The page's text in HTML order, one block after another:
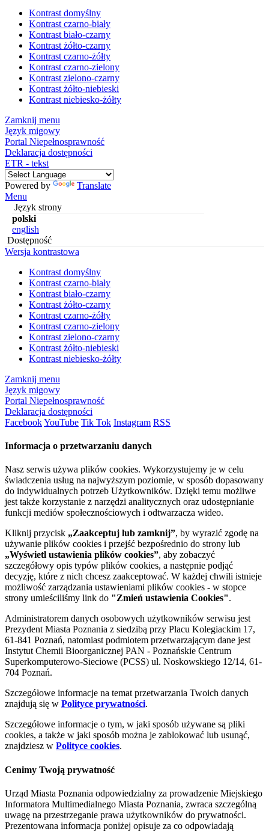
Kontrast domyślny
Kontrast czarno-biały
Kontrast biało-czarny
Kontrast żółto-czarny
Kontrast czarno-żółty
Kontrast czarno-zielony
Kontrast zielono-czarny
Kontrast żółto-niebieski
Kontrast niebiesko-żółty
Zamknij menu
Język migowy
Portal Niepełnosprawność
Deklaracja dostępności
ETR - tekst
Powered by
Translate
Menu
Język strony
polski
english
Dostępność
Wersja kontrastowa
Kontrast domyślny
Kontrast czarno-biały
Kontrast biało-czarny
Kontrast żółto-czarny
Kontrast czarno-żółty
Kontrast czarno-zielony
Kontrast zielono-czarny
Kontrast żółto-niebieski
Kontrast niebiesko-żółty
Zamknij menu
Język migowy
Portal Niepełnosprawność
Deklaracja dostępności
FacebookYouTube Tik Tok Instagram RSS
Informacja o przetwarzaniu danych
Nasz serwis używa plików cookies. Wykorzystujemy je w celu
świadczenia usług na najwyższym poziomie, w sposób dopasowany
do indywidualnych potrzeb Użytkowników. Dzięki temu możliwe
jest także korzystanie z narzędzi analitycznych oraz udostępnianie
funkcji mediów społecznościowych i odtwarzacza wideo.
Kliknij przycisk „Zaakceptuj lub zamknij”, by wyrazić zgodę na
używanie plików cookies i przejść bezpośrednio do strony lub
„Wyświetl ustawienia plików cookies”, aby zobaczyć
szczegółowy opis typów plików cookies, a następnie podjąć
decyzję, które z nich chcesz zaakceptować. W każdej chwili istnieje
możliwość zarządzania ustawieniami plików cookies - w stopce
strony umieściliśmy link do "Zmień ustawienia Cookies".
Administratorem danych osobowych użytkowników serwisu jest
Prezydent Miasta Poznania z siedzibą przy Placu Kolegiackim 17,
61-841 Poznań, natomiast podmiotem przetwarzającym dane jest
Instytut Chemii Bioorganicznej PAN - Poznańskie Centrum
Superkomputerowo-Sieciowe (PCSS) ul. Noskowskiego 12/14, 61-
704 Poznań.
Szczegółowe informacje na temat przetwarzania Twoich danych
znajdują się w Polityce prywatności.
Szczegółowe informacje o tym, w jaki sposób używane są pliki
cookies, a także w jaki sposób można je zablokować lub usunąć,
znajdziesz w Polityce cookies.
Cenimy Twoją prywatność
Urząd Miasta Poznania odpowiedzialny za prowadzenie Miejskiego
Informatora Multimedialnego Miasta Poznania, zwraca szczególną
uwagę na przestrzeganie prawa użytkowników do prywatności.
Prezentowana informacja poniżej opisuje za co odpowiadają